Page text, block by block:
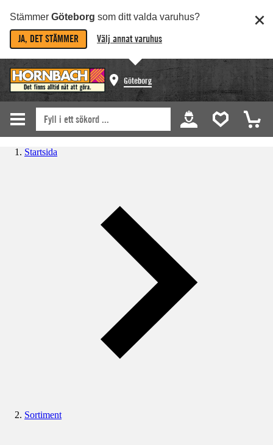
Stämmer Göteborg som ditt valda varuhus?
JA, DET STÄMMER Välj annat varuhus
Göteborg
Startsida
Sortiment